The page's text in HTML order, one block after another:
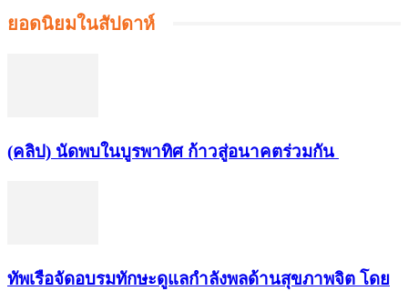
ยอดนิยมในสัปดาห์
(คลิป) นัดพบในบูรพาทิศ ก้าวสู่อนาคตร่วมกัน
ทัพเรือจัดอบรมทักษะดูแลกำลังพลด้านสุขภาพจิต โดย